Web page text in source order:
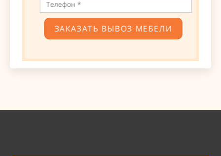
ЗАКАЗАТЬ ВЫВОЗ МЕБЕЛИ